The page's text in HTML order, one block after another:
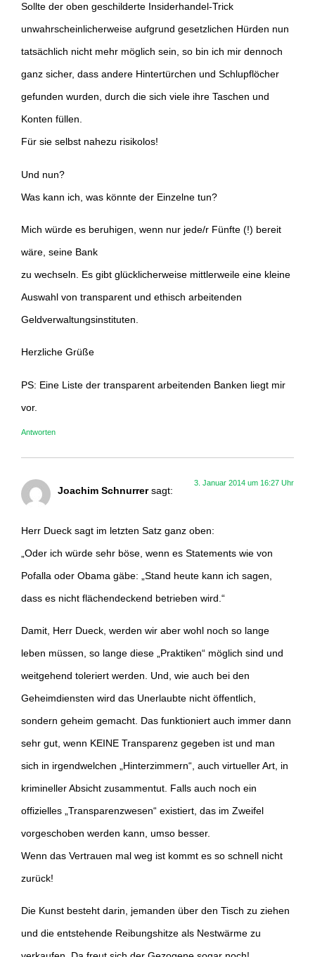
Sollte der oben geschilderte Insiderhandel-Trick
unwahrscheinlicherweise aufgrund gesetzlichen Hürden nun
tatsächlich nicht mehr möglich sein, so bin ich mir dennoch
ganz sicher, dass andere Hintertürchen und Schlupflöcher
gefunden wurden, durch die sich viele ihre Taschen und
Konten füllen.
Für sie selbst nahezu risikolos!
Und nun?
Was kann ich, was könnte der Einzelne tun?
Mich würde es beruhigen, wenn nur jede/r Fünfte (!) bereit
wäre, seine Bank
zu wechseln. Es gibt glücklicherweise mittlerweile eine kleine
Auswahl von transparent und ethisch arbeitenden
Geldverwaltungsinstituten.
Herzliche Grüße
PS: Eine Liste der transparent arbeitenden Banken liegt mir
vor.
Antworten
Joachim Schnurrer sagt:
3. Januar 2014 um 16:27 Uhr
Herr Dueck sagt im letzten Satz ganz oben:
„Oder ich würde sehr böse, wenn es Statements wie von
Pofalla oder Obama gäbe: „Stand heute kann ich sagen,
dass es nicht flächendeckend betrieben wird.“
Damit, Herr Dueck, werden wir aber wohl noch so lange
leben müssen, so lange diese „Praktiken“ möglich sind und
weitgehend toleriert werden. Und, wie auch bei den
Geheimdiensten wird das Unerlaubte nicht öffentlich,
sondern geheim gemacht. Das funktioniert auch immer dann
sehr gut, wenn KEINE Transparenz gegeben ist und man
sich in irgendwelchen „Hinterzimmern“, auch virtueller Art, in
krimineller Absicht zusammentut. Falls auch noch ein
offizielles „Transparenzwesen“ existiert, das im Zweifel
vorgeschoben werden kann, umso besser.
Wenn das Vertrauen mal weg ist kommt es so schnell nicht
zurück!
Die Kunst besteht darin, jemanden über den Tisch zu ziehen
und die entstehende Reibungshitze als Nestwärme zu